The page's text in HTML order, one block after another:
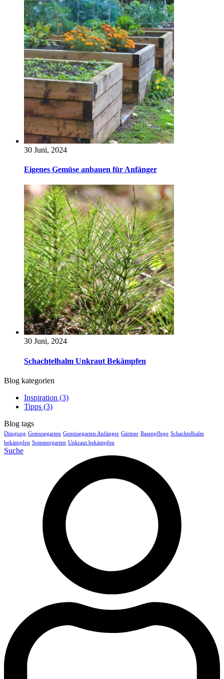
30 Juni, 2024
Eigenes Gemüse anbauen für Anfänger
30 Juni, 2024
Schachtelhalm Unkraut Bekämpfen
Blog kategorien
Inspiration (3)
Tipps (3)
Blog tags
Düngung Gemusegarten Gemüsegarten Anfänger Gärtner Rasenpflege Schachtelhalm
bekämpfen Sommergarten Unkraut bekämpfen
Suche